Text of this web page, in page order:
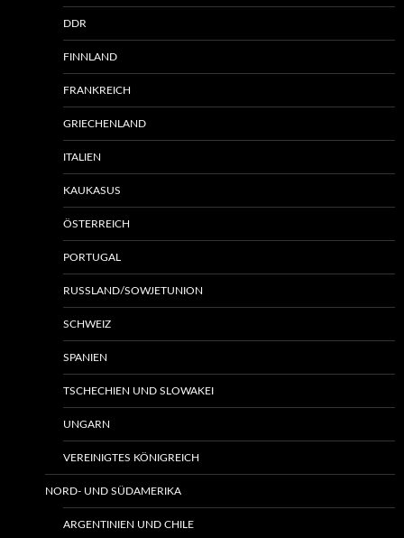
DDR
FINNLAND
FRANKREICH
GRIECHENLAND
ITALIEN
KAUKASUS
ÖSTERREICH
PORTUGAL
RUSSLAND/SOWJETUNION
SCHWEIZ
SPANIEN
TSCHECHIEN UND SLOWAKEI
UNGARN
VEREINIGTES KÖNIGREICH
NORD- UND SÜDAMERIKA
ARGENTINIEN UND CHILE